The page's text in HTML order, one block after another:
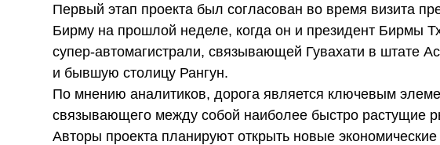
Первый этап проекта был согласован во время визита
Бирму на прошлой неделе, когда он и президент Бирмы
супер-автомагистрали, связывающей Гувахати в штате
и бывшую столицу Рангун.
По мнению аналитиков, дорога является ключевым
связывающего между собой наиболее быстро растущие
Авторы проекта планируют открыть новые